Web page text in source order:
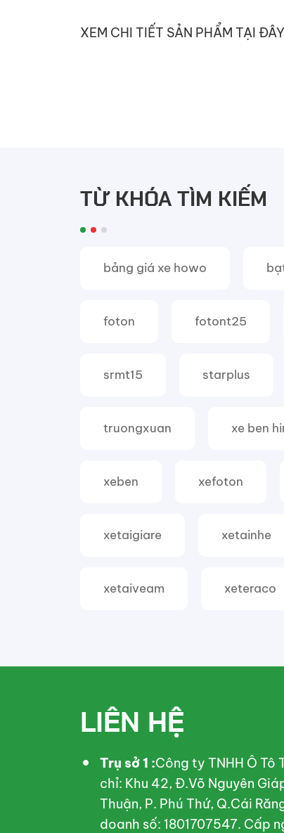
XEM CHI TIẾT SẢN PHẨM TẠI
TỪ KHÓA TÌM KIẾM
bảng giá xe howo
foton fotont25
srmt15 starplus
truongxuan xe ben
xeben xefoton
xetaigiare xetainhe
xetaiveam xeteraco
LIÊN HỆ
Trụ sở 1 :Công ty TNHH Ô Tô
chỉ: Khu 42, Đ.Võ Nguyên
Thuận, P. Phú Thứ, Q.Cái
doanh số: 1801707547. Cấp